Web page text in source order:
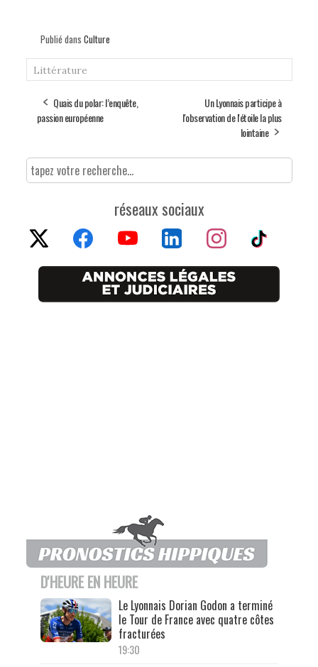
Publié dans Culture
Littérature
Quais du polar: l’enquête,
passion européenne
Un Lyonnais participe à
l'observation de l'étoile la plus
lointaine
réseaux sociaux
D'HEURE EN HEURE
Le Lyonnais Dorian Godon a terminé
le Tour de France avec quatre côtes
fracturées
19:30